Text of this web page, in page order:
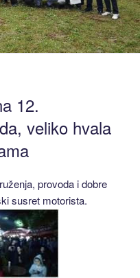
12.
veliko hvala
provoda i dobre
susret motorista.